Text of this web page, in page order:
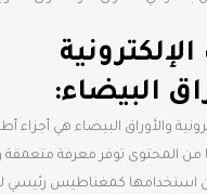
البيضاء:
والأوراق البيضاء هي أجزاء
من المحتوى توفر معرفة متعمقة
استخدامها كمغناطيس رئيسي